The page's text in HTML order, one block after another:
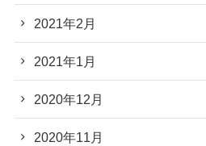
2021年2月
2021年1月
2020年12月
2020年11月